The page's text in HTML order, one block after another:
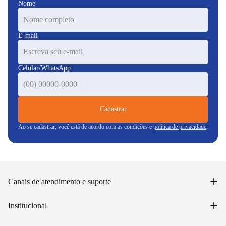
Nome
E-mail
Celular/WhatsApp
Cadastrar
Ao se cadastrar, você está de acordo com as condições e política de privacidade.
Canais de atendimento e suporte +
Acompanhar pedido
Institucional +